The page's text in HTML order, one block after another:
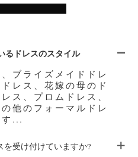
るドレスのスタイル
ブライズメイドドレ
レス、花嫁の母のド
ス、プロムドレス、
他のフォーマルドレ
...
を受け付けていますか?